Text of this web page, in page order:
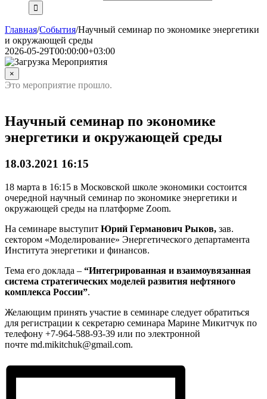
Главная/События/Научный семинар по экономике энергетики
и окружающей среды
2026-05-29T00:00:00+03:00
×
Это мероприятие прошло.
Научный семинар по экономике
энергетики и окружающей среды
18.03.2021 16:15
18 марта в 16:15 в Московской школе экономики состоится
очередной научный семинар по экономике энергетики и
окружающей среды на платформе Zoom.
На семинаре выступит Юрий Германович Рыков, зав.
сектором «Моделирование» Энергетического департамента
Института энергетики и финансов.
Тема его доклада – “Интегрированная и взаимоувязанная
система стратегических моделей развития нефтяного
комплекса России”.
Желающим принять участие в семинаре следует обратиться
для регистрации к секретарю семинара Марине Микитчук по
телефону +7-964-588-93-39 или по электронной
почте md.mikitchuk@gmail.com.